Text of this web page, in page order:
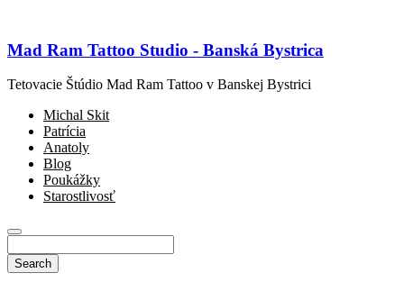
Mad Ram Tattoo Studio - Banská Bystrica
Tetovacie Štúdio Mad Ram Tattoo v Banskej Bystrici
Michal Skit
Patrícia
Anatoly
Blog
Poukážky
Starostlivosť